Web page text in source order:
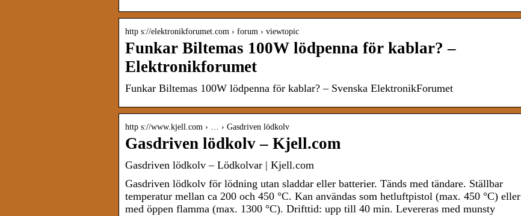
http s://elektronikforumet.com › forum › viewtopic
Funkar Biltemas 100W lödpenna för kablar? –
Elektronikforumet
Funkar Biltemas 100W lödpenna för kablar? – Svenska ElektronikForumet
http s://www.kjell.com › … › Gasdriven lödkolv
Gasdriven lödkolv – Kjell.com
Gasdriven lödkolv – Lödkolvar | Kjell.com
Gasdriven lödkolv för lödning utan sladdar eller batterier. Tänds med tändare. Ställbar
temperatur mellan ca 200 och 450 °C. Kan användas som hetluftpistol (max. 450 °C) eller
med öppen flamma (max. 1300 °C). Drifttid: upp till 40 min. Levereras med munsty